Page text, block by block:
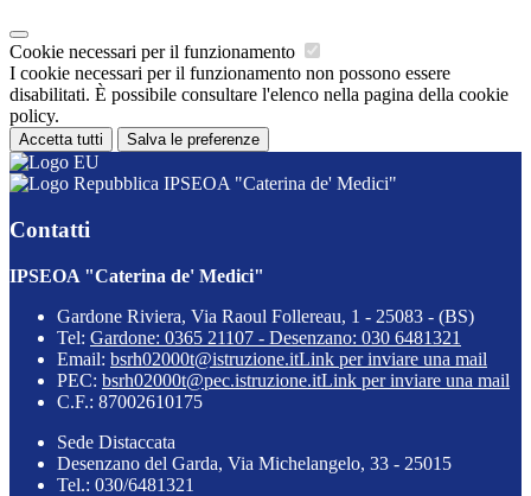
Cookie necessari per il funzionamento
I cookie necessari per il funzionamento non possono essere
disabilitati. È possibile consultare l'elenco nella pagina della cookie
policy.
Accetta tutti Salva le preferenze
IPSEOA "Caterina de' Medici"
Contatti
IPSEOA "Caterina de' Medici"
Gardone Riviera, Via Raoul Follereau, 1 - 25083 - (BS)
Tel: Gardone: 0365 21107 - Desenzano: 030 6481321
Email: bsrh02000t@istruzione.itLink per inviare una mail
PEC: bsrh02000t@pec.istruzione.itLink per inviare una mail
C.F.: 87002610175
Sede Distaccata
Desenzano del Garda, Via Michelangelo, 33 - 25015
Tel.: 030/6481321